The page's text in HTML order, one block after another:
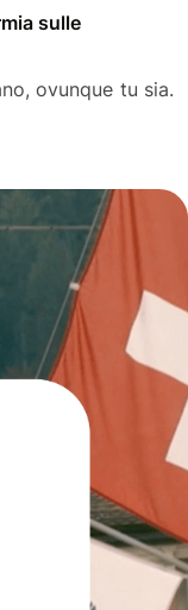
sulle
ovunque tu sia.